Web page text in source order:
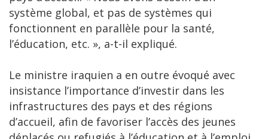
système global, et pas de systèmes qui
fonctionnent en parallèle pour la santé,
l’éducation, etc. », a-t-il expliqué.
Le ministre iraquien a en outre évoqué avec
insistance l’importance d’investir dans les
infrastructures des pays et des régions
d’accueil, afin de favoriser l’accès des jeunes